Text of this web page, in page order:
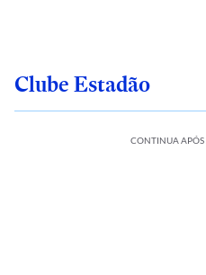
Clube Estadão
CONTINUA